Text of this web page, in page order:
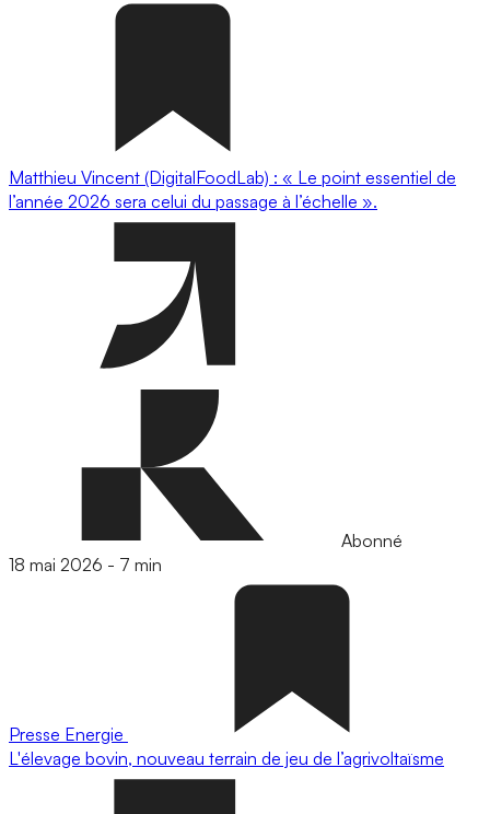
Matthieu Vincent (DigitalFoodLab) : « Le point essentiel de
l’année 2026 sera celui du passage à l’échelle ».
Abonné
18 mai 2026 - 7 min
Presse Energie
L'élevage bovin, nouveau terrain de jeu de l’agrivoltaïsme